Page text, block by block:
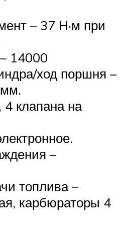
– 37 Н·м при
14000
ход поршня –
клапана на
–
топлива –
карбюраторы 4